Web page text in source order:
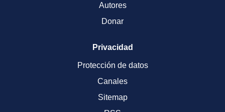
Autores
Donar
Privacidad
Protección de datos
Canales
Sitemap